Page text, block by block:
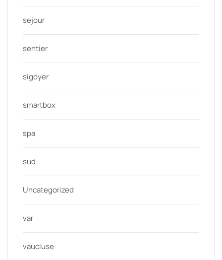
sejour
sentier
sigoyer
smartbox
spa
sud
Uncategorized
var
vaucluse